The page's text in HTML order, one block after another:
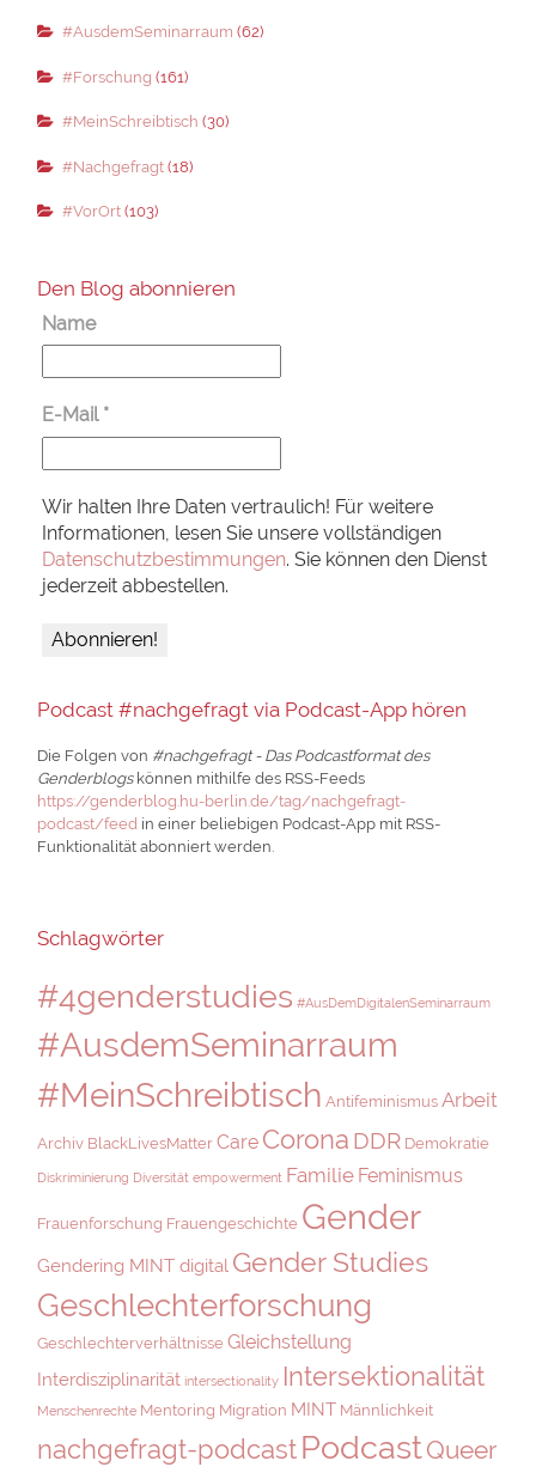
#AusdemSeminarraum (62)
#Forschung (161)
#MeinSchreibtisch (30)
#Nachgefragt(18)
#VorOrt(103)
Den Blog abonnieren
Name
E-Mail *
Wir halten Ihre Daten vertraulich! Für weitere
Informationen, lesen Sie unsere vollständigen
Datenschutzbestimmungen. Sie können den Dienst
jederzeit abbestellen.
Podcast #nachgefragt via Podcast-App hören
Die Folgen von #nachgefragt - Das Podcastformat des
Genderblogskönnen mithilfe des RSS-Feeds
https://genderblog.hu-berlin.de/tag/nachgefragt-
podcast/feed in einer beliebigen Podcast-App mit RSS-
Funktionalität abonniert werden.
Schlagwörter
#4genderstudies #AusDemDigitalenSeminarraum
#AusdemSeminarraum
#MeinSchreibtisch Antifeminismus Arbeit
Archiv BlackLivesMatter Care Corona DDR Demokratie
Diskriminierung Diversität empowerment Familie Feminismus
Frauenforschung Frauengeschichte Gender
Gendering MINT digital Gender Studies
Geschlechterforschung
Geschlechterverhältnisse Gleichstellung
Interdisziplinarität intersectionality Intersektionalität
Menschenrechte Mentoring Migration MINT Männlichkeit
nachgefragt-podcastPodcastQueer